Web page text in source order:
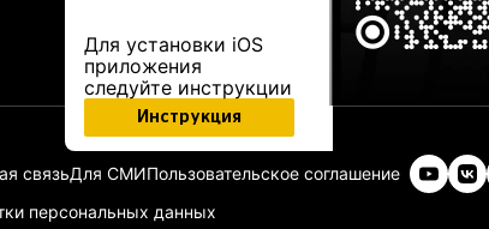
Для установки iOS
приложения
следуйте инструкции
Инструкция
связьДля СМИПользовательское соглашение
персональных данных